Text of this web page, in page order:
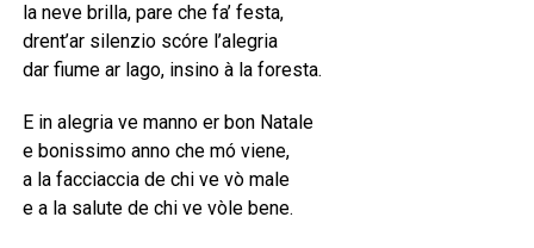
la neve brilla, pare che fa’ festa,
drent’ar silenzio scóre l’alegria
dar fiume ar lago, insino à la foresta.
E in alegria ve manno er bon Natale
e bonissimo anno che mó viene,
a la facciaccia de chi ve vò male
e a la salute de chi ve vòle bene.